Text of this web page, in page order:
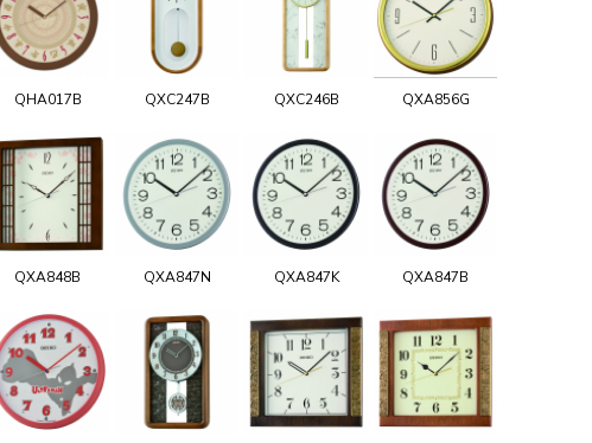
QHA017B QXC247B QXC246B QXA856G
QXA848B QXA847N QXA847K QXA847B